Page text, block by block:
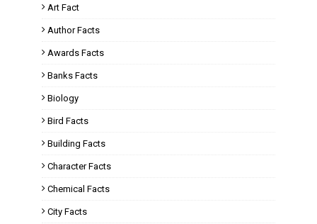
Art Fact
Author Facts
Awards Facts
Banks Facts
Biology
Bird Facts
Building Facts
Character Facts
Chemical Facts
City Facts